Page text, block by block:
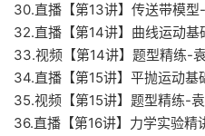
30.直播【第13讲】传送带模
32.直播【第14讲】曲线运动
33.视频【第14讲】题型精练-
34.直播【第15讲】平抛运动
35.视频【第15讲】题型精练-
36.直播【第16讲】力学实验精